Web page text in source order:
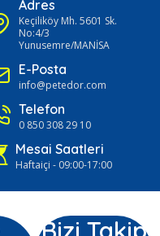
Adres
Keçiliköy Mh. 5601 Sk.
No:4/3
Yunusemre/MANİSA
E-Posta
info@petedor.com
Telefon
0 850 308 29 10
Mesai Saatleri
Haftaiçi - 09:00-17:00